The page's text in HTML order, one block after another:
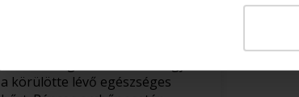
a körülötte lévő egészséges